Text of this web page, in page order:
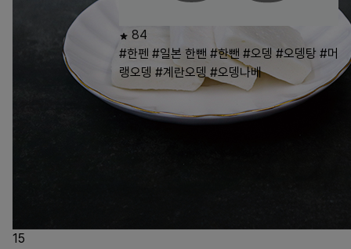
15
84
#한펜 #일본 한뺀 #한뺀 #오뎅 #오뎅탕 #머
랭오뎅 #계란오뎅 #오뎅나베